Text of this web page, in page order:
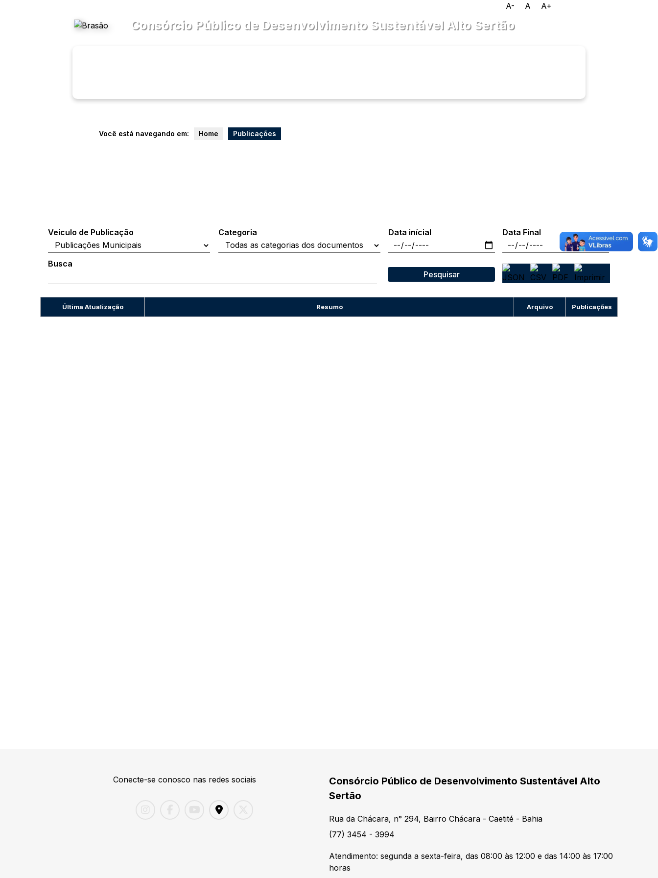
A- A
A+
Consórcio Público de Desenvolvimento Sustentável Alto Sertão
Você está navegando em: Home Publicações
Veiculo de Publicação Categoria Data inícial Data Final
Busca
Pesquisar
Última Atualização Resumo Arquivo Publicações
Conecte-se conosco nas redes sociais
Consórcio Público de Desenvolvimento Sustentável Alto
Sertão
Rua da Chácara, n° 294, Bairro Chácara - Caetité - Bahia
(77) 3454 - 3994
Atendimento: segunda a sexta-feira, das 08:00 às 12:00 e das 14:00 às 17:00
horas